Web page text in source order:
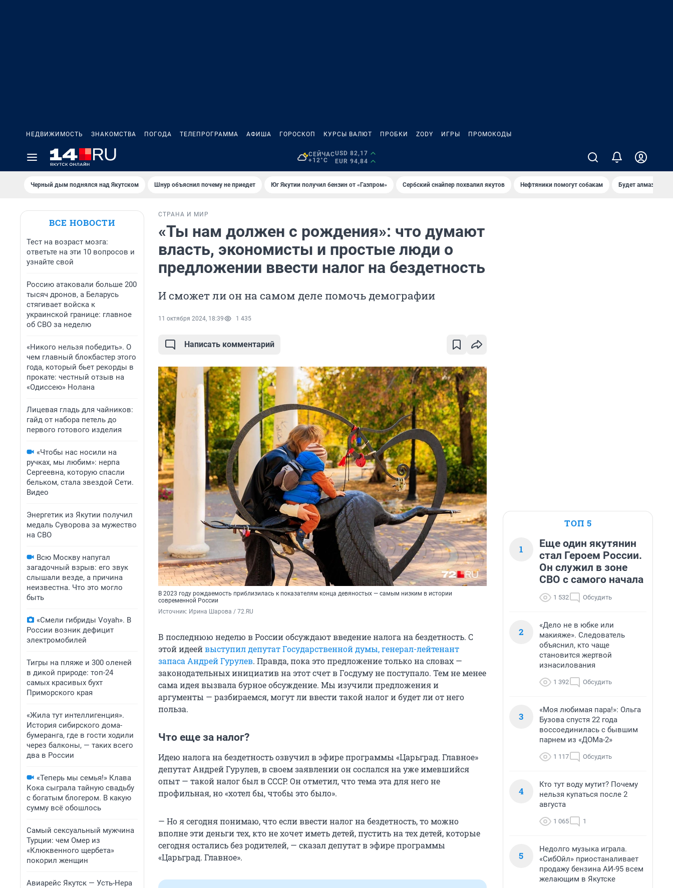
НЕДВИЖИМОСТЬ ЗНАКОМСТВА ПОГОДА ТЕЛЕПРОГРАММА АФИША ГОРОСКОП КУРСЫ ВАЛЮТ ПРОБКИ ZODY ИГРЫ ПРОМОКОДЫ
СЕЙЧАС
+12°C
USD 82,17
EUR 94,84
Черный дым поднялся над Якутском Шнур объяснил почему не приедет Юг Якутии получил бензин от «Газпром» Сербский снайпер похвалил якутов Нефтяники помогут собакам Будет алмазный
ВСЕ НОВОСТИ
Тест на возраст мозга:
ответьте на эти 10 вопросов и
узнайте свой
Россию атаковали больше 200
тысяч дронов, а Беларусь
стягивает войска к
украинской границе: главное
об СВО за неделю
«Никого нельзя победить». О
чем главный блокбастер этого
года, который бьет рекорды в
прокате: честный отзыв на
«Одиссею» Нолана
Лицевая гладь для чайников:
гайд от набора петель до
первого готового изделия
«Чтобы нас носили на
ручках, мы любим»: нерпа
Сергеевна, которую спасли
бельком, стала звездой Сети.
Видео
Энергетик из Якутии получил
медаль Суворова за мужество
на СВО
Всю Москву напугал
загадочный взрыв: его звук
слышали везде, а причина
неизвестна. Что это могло
быть
«Смели гибриды Voyah». В
России возник дефицит
электромобилей
Тигры на пляже и 300 оленей
в дикой природе: топ-24
самых красивых бухт
Приморского края
«Жила тут интеллигенция».
История сибирского дома-
бумеранга, где в гости ходили
через балконы, — таких всего
два в России
«Теперь мы семья!» Клава
Кока сыграла тайную свадьбу
с богатым блогером. В какую
сумму всё обошлось
Самый сексуальный мужчина
Турции: чем Омер из
«Клюквенного щербета»
покорил женщин
Авиарейс Якутск — Усть-Нера
СТРАНА И МИР
«Ты нам должен с рождения»: что думают
власть, экономисты и простые люди о
предложении ввести налог на бездетность
И сможет ли он на самом деле помочь демографии
11 октября 2024, 18:39 1 435
Написать комментарий
В 2023 году рождаемость приблизилась к показателям конца девяностых — самым низким в истории
современной России
Источник: Ирина Шарова / 72.RU
В последнюю неделю в России обсуждают введение налога на бездетность. С
этой идеейвыступил депутат Государственной думы, генерал-лейтенант
запаса Андрей Гурулев. Правда, пока это предложение только на словах —
законодательных инициатив на этот счет в Госдуму не поступало. Тем не менее
сама идея вызвала бурное обсуждение. Мы изучили предложения и
аргументы — разбираемся, могут ли ввести такой налог и будет ли от него
польза.
Что еще за налог?
Идею налога на бездетность озвучил в эфире программы «Царьград. Главное»
депутат Андрей Гурулев, в своем заявлении он сослался на уже имевшийся
опыт — такой налог был в СССР. Он отметил, что тема эта для него не
профильная, но «хотел бы, чтобы это было».
— Но я сегодня понимаю, что если ввести налог на бездетность, то можно
вполне эти деньги тех, кто не хочет иметь детей, пустить на тех детей, которые
сегодня остались без родителей, — сказал депутат в эфире программы
«Царьград. Главное».
ТОП 5
1
Еще один якутянин
стал Героем России.
Он служил в зоне
СВО с самого начала
1 532 Обсудить
2
«Дело не в юбке или
макияже». Следователь
объяснил, кто чаще
становится жертвой
изнасилования
1 392 Обсудить
3
«Моя любимая пара!»: Ольга
Бузова спустя 22 года
воссоединилась с бывшим
парнем из «ДОМа-2»
1 117 Обсудить
4
Кто тут воду мутит? Почему
нельзя купаться после 2
августа
1 065 1
5
Недолго музыка играла.
«СибОйл» приостаналивает
продажу бензина АИ-95 всем
желающим в Якутске